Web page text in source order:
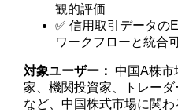
観的評価
✅ 信用取引データの
ワークフローと統合
対象ユーザー： 中国A株市
家、機関投資家、トレー
など、中国株式市場に関